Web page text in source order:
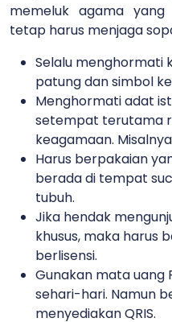
memeluk agama
tetap harus menjaga
Selalu menghormati
patung dan simbol
Menghormati adat
setempat terutama
keagamaan.
Harus berpakaian
berada di tempat
tubuh.
Jika hendak
khusus, maka harus
berlisensi.
Gunakan mata uang
sehari-hari. Namun
menyediakan QRIS.